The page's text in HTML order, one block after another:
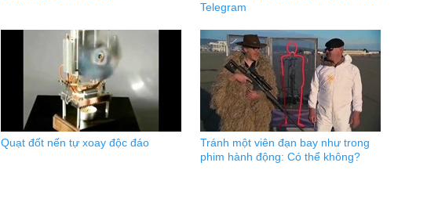
Telegram
Quạt đốt nến tự xoay độc đáo
Tránh một viên đạn bay như trong
phim hành động: Có thể không?